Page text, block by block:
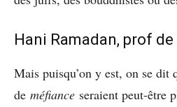
Hani Ramadan, prof de
Mais puisqu’on y est, on se dit
de méfiance seraient peut-être